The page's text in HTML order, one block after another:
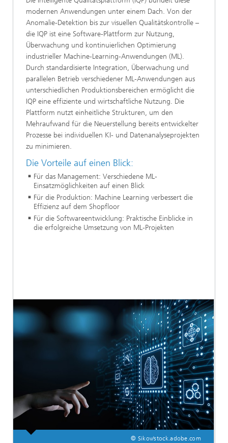
modernen Anwendungen unter einem Dach. Von der
Anomalie-Detektion bis zur visuellen Qualitätskontrolle –
die IQP ist eine Software-Plattform zur Nutzung,
Überwachung und kontinuierlichen Optimierung
industrieller Machine-Learning-Anwendungen (ML).
Durch standardisierte Integration, Überwachung und
parallelen Betrieb verschiedener ML-Anwendungen aus
unterschiedlichen Produktionsbereichen ermöglicht die
IQP eine effiziente und wirtschaftliche Nutzung. Die
Plattform nutzt einheitliche Strukturen, um den
Mehraufwand für die Neuerstellung bereits entwickelter
Prozesse bei individuellen KI- und Datenanalyseprojekten
zu minimieren.
Die Vorteile auf einen Blick:
Für das Management: Verschiedene ML-
Einsatzmöglichkeiten auf einen Blick
Für die Produktion: Machine Learning verbessert die
Effizienz auf dem Shopfloor
Für die Softwareentwicklung: Praktische Einblicke in
die erfolgreiche Umsetzung von ML-Projekten
© Sikov/stock.adobe.com